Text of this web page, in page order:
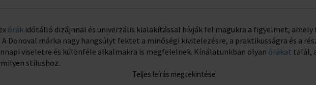
órák időtálló dizájnnal és univerzális kialakítással hívják fel magukra a figyelmet, amely
Donoval márka nagy hangsúlyt fektet a minőségi kivitelezésre, a praktikusságra és a
viseletre és különféle alkalmakra is megfelelnek. Kínálatunkban olyan órákat talál,
stílushoz.
Teljes leírás megtekintése